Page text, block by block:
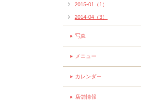
2015-01（1）
2014-04（3）
写真
メニュー
カレンダー
店舗情報